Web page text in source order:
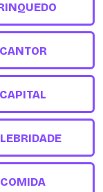
CANTOR
CAPITAL
COMIDA